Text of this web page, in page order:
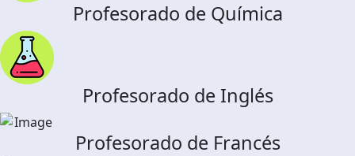
Profesorado de Química
Profesorado de Inglés
Profesorado de Francés